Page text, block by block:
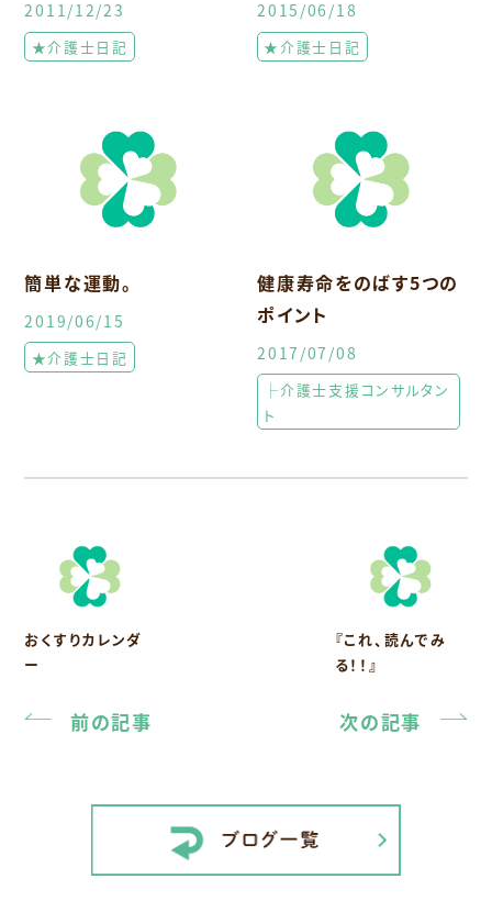
2011/12/23
★介護士日記
2015/06/18
★介護士日記
簡単な運動。
2019/06/15
★介護士日記
健康寿命をのばす5つの
ポイント
2017/07/08
├介護士支援コンサルタン
ト
おくすりカレンダ
ー
前の記事
『これ、読んでみ
る！！』
次の記事